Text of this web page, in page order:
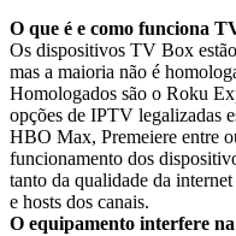
O que é e como funciona
Os dispositivos TV Box
mas a maioria não é
Homologados são o Roku
opções de IPTV legalizadas
HBO Max, Premeiere entre
funcionamento dos
tanto da qualidade da
e hosts dos canais.
O equipamento interfere